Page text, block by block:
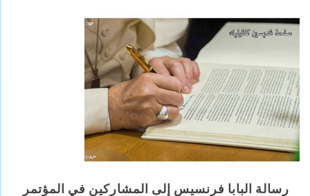
رسالة البابا فرنسيس إلى المشاركين في المؤتمر